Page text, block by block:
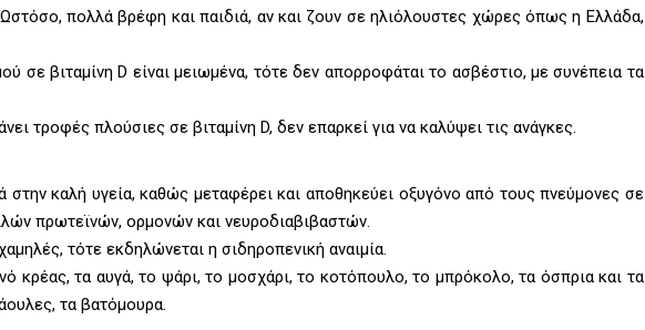
Ωστόσο, πολλά βρέφη και παιδιά, αν και ζουν σε ηλιόλουστες χώρες όπως η Ελλάδα,
σε βιταμίνη D είναι μειωμένα, τότε δεν απορροφάται το ασβέστιο, με συνέπεια τα
τροφές πλούσιες σε βιταμίνη D, δεν επαρκεί για να καλύψει τις ανάγκες.
στην καλή υγεία, καθώς μεταφέρει και αποθηκεύει οξυγόνο από τους πνεύμονες σε
πρωτεϊνών, ορμονών και νευροδιαβιβαστών.
τότε εκδηλώνεται η σιδηροπενική αναιμία.
κρέας, τα αυγά, το ψάρι, το μοσχάρι, το κοτόπουλο, το μπρόκολο, τα όσπρια και τα
τα βατόμουρα.